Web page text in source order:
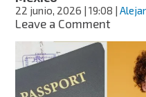
22 junio, 2026 | 19:08 |
Leave a Commenton
dónde
vivir